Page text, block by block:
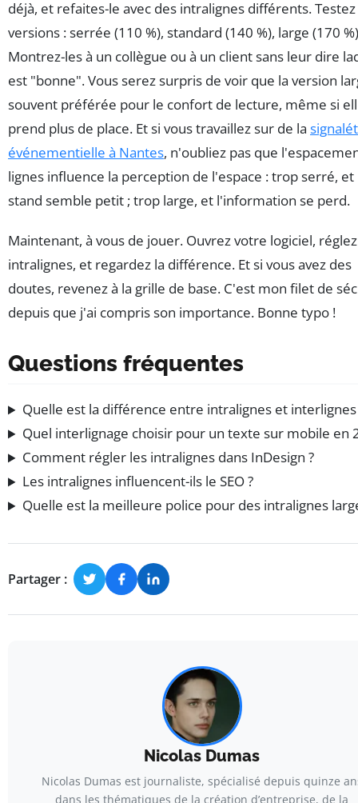
déjà, et refaites-le avec des intralignes différents.
versions : serrée (110 %), standard (140 %), large (170
Montrez-les à un collègue ou à un client sans leur dire
est "bonne". Vous serez surpris de voir que la version
souvent préférée pour le confort de lecture, même si
prend plus de place. Et si vous travaillez sur de la
événementielle à Nantes, n'oubliez pas que
lignes influence la perception de l'espace : trop serré, et
stand semble petit ; trop large, et l'information se perd.
Maintenant, à vous de jouer. Ouvrez votre logiciel,
intralignes, et regardez la différence. Et si vous avez des
doutes, revenez à la grille de base. C'est mon filet de
depuis que j'ai compris son importance. Bonne typo !
Questions fréquentes
Quelle est la différence entre intralignes et interlignes
Quel interlignage choisir pour un texte sur mobile en
Comment régler les intralignes dans InDesign ?
Les intralignes influencent-ils le SEO ?
Quelle est la meilleure police pour des intralignes
Partager :
Nicolas Dumas
Nicolas Dumas est journaliste, spécialisé depuis quinze
dans les thématiques de la création d’entreprise, de la